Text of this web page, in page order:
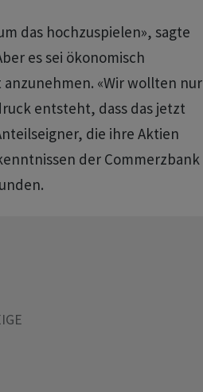
das hochzuspielen», sagte
es sei ökonomisch
«Wir wollten nur
entsteht, dass das jetzt
die ihre Aktien
der Commerzbank